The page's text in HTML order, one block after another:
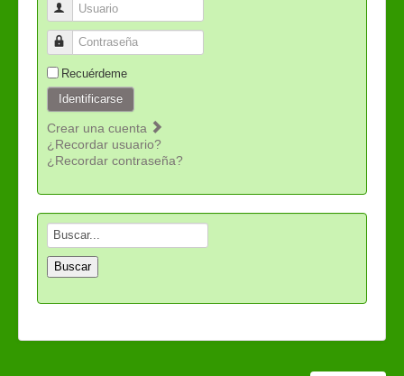
Usuario
Contraseña
Recuérdeme
Identificarse
Crear una cuenta
¿Recordar usuario?
¿Recordar contraseña?